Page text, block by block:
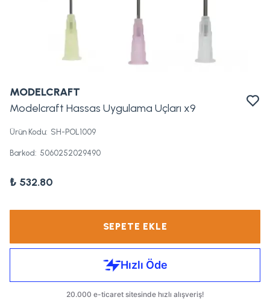
MODELCRAFT
Modelcraft Hassas Uygulama Uçları x9
Ürün Kodu: SH-POL1009
Barkod: 5060252029490
₺ 532.80
SEPETE EKLE